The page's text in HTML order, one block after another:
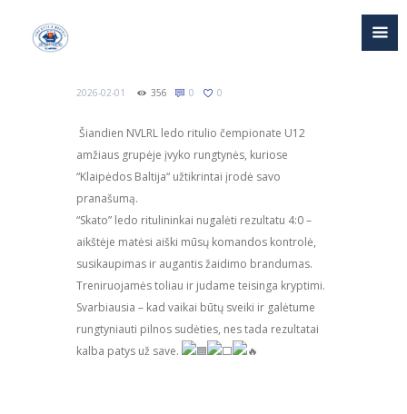
2026-02-01 356 0 0
Šiandien NVLRL ledo ritulio čempionate U12
amžiaus grupėje įvyko rungtynės, kuriose
“Klaipėdos Baltija“ užtikrintai įrodė savo
pranašumą.
“Skato” ledo ritulininkai nugalėti rezultatu 4:0 –
aikštėje matėsi aiški mūsų komandos kontrolė,
susikaupimas ir augantis žaidimo brandumas.
Treniruojamės toliau ir judame teisinga kryptimi.
Svarbiausia – kad vaikai būtų sveiki ir galėtume
rungtyniauti pilnos sudėties, nes tada rezultatai
kalba patys už save.